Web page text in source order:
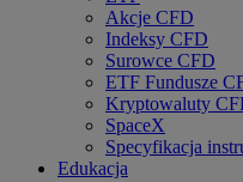
Akcje CFD
Indeksy CFD
Surowce CFD
ETF Fundusze
Kryptowaluty
SpaceX
Specyfikacja
Edukacja